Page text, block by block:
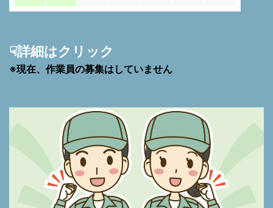
☟詳細はクリック
※現在、作業員の募集はしていません